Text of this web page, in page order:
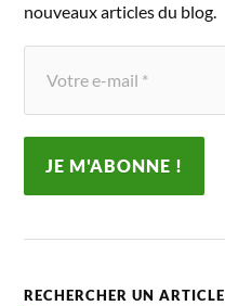
nouveaux articles du blog.
RECHERCHER UN ARTICLE